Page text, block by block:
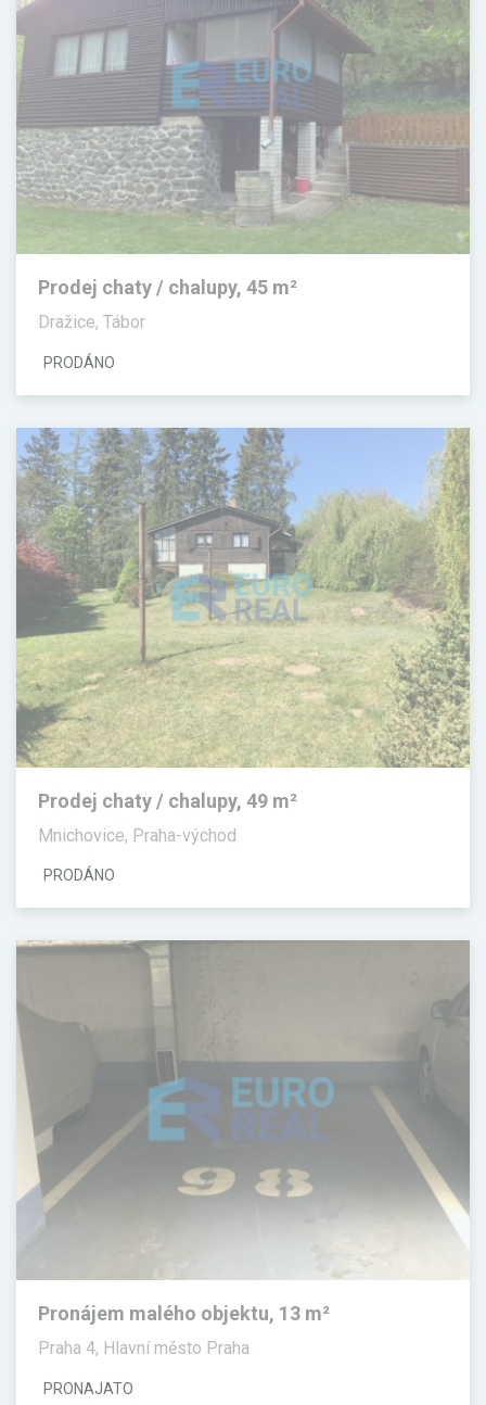
Prodej chaty / chalupy, 45 m²
Dražice, Tábor
PRODÁNO
Prodej chaty / chalupy, 49 m²
Mnichovice, Praha-východ
PRODÁNO
Pronájem malého objektu, 13 m²
Praha 4, Hlavní město Praha
PRONAJATO